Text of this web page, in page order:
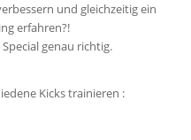
und gleichzeitig ein
erfahren?!
genau richtig.
Kicks trainieren :